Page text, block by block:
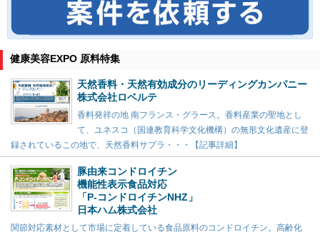
健康美容EXPO 原料特集
天然香料・天然有効成分のリーディングカンパニー
株式会社ロベルテ
香料発祥の地 南フランス・グラース。香料産業の聖地とし
て、ユネスコ（国連教育科学文化機構）の無形文化遺産に登
録されているこの地で、天然香料サプラ・・・【記事詳細】
豚由来コンドロイチン
機能性表示食品対応
「P-コンドロイチンNHZ」
日本ハム株式会社
関節対応素材として市場に定着している食品原料のコンドロイチン。高齢化